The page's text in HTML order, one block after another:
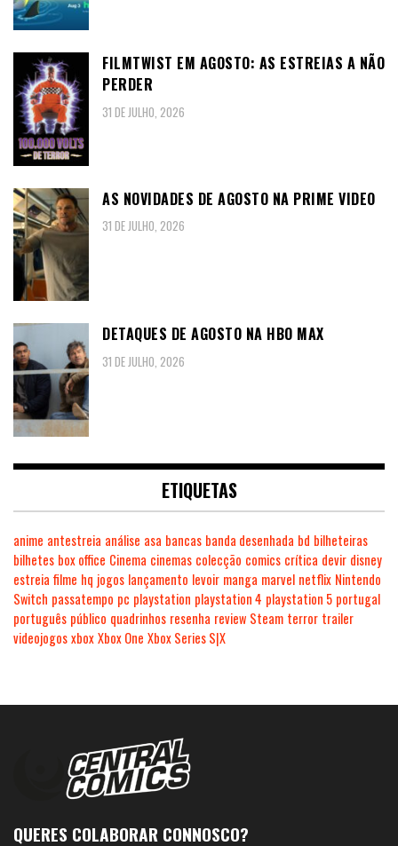
FILMTWIST EM AGOSTO: AS ESTREIAS A NÃO
PERDER
31 DE JULHO, 2026
AS NOVIDADES DE AGOSTO NA PRIME VIDEO
31 DE JULHO, 2026
DETAQUES DE AGOSTO NA HBO MAX
31 DE JULHO, 2026
ETIQUETAS
anime antestreia análise asa bancas banda desenhada bd bilheteiras
bilhetes box office Cinema cinemas colecção comics crítica devir disney
estreia filme hq jogos lançamento levoir manga marvel netflix Nintendo
Switch passatempo pc playstation playstation 4 playstation 5 portugal
português público quadrinhos resenha review Steam terror trailer
videojogosxboxXbox One Xbox Series S|X
QUERES COLABORAR CONNOSCO?